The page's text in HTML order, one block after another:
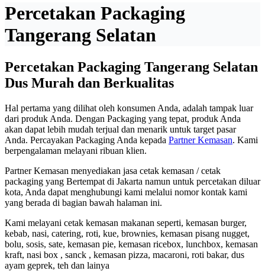
Percetakan Packaging
Tangerang Selatan
Percetakan Packaging Tangerang Selatan
Dus Murah dan Berkualitas
Hal pertama yang dilihat oleh konsumen Anda, adalah tampak luar
dari produk Anda. Dengan Packaging yang tepat, produk Anda
akan dapat lebih mudah terjual dan menarik untuk target pasar
Anda. Percayakan Packaging Anda kepada Partner Kemasan. Kami
berpengalaman melayani ribuan klien.
Partner Kemasan menyediakan jasa cetak kemasan / cetak
packaging yang Bertempat di Jakarta namun untuk percetakan diluar
kota, Anda dapat menghubungi kami melalui nomor kontak kami
yang berada di bagian bawah halaman ini.
Kami melayani cetak kemasan makanan seperti, kemasan burger,
kebab, nasi, catering, roti, kue, brownies, kemasan pisang nugget,
bolu, sosis, sate, kemasan pie, kemasan ricebox, lunchbox, kemasan
kraft, nasi box , sanck , kemasan pizza, macaroni, roti bakar, dus
ayam geprek, teh dan lainya